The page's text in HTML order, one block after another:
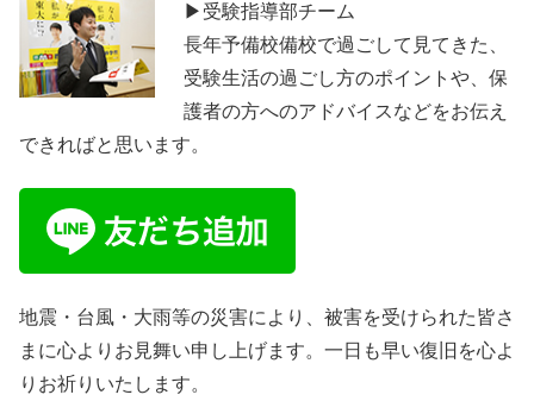
▶受験指導部チーム
長年予備校備校で過ごして見てきた、
受験生活の過ごし方のポイントや、保
護者の方へのアドバイスなどをお伝え
できればと思います。
地震・台風・大雨等の災害により、被害を受けられた皆さ
まに心よりお見舞い申し上げます。一日も早い復旧を心よ
りお祈りいたします。